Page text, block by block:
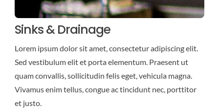
Sinks & Drainage
Lorem ipsum dolor sit amet, consectetur adipiscing elit.
Sed vestibulum elit et porta elementum. Praesent ut
quam convallis, sollicitudin felis eget, vehicula magna.
Vivamus enim tellus, congue ac tincidunt nec, porttitor
et justo.